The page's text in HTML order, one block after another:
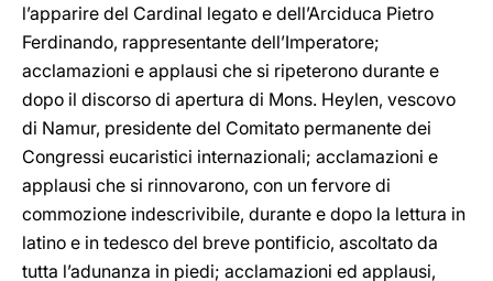
l’apparire del Cardinal legato e dell’Arciduca Pietro
Ferdinando, rappresentante dell’Imperatore;
acclamazioni e applausi che si ripeterono durante e
dopo il discorso di apertura di Mons. Heylen, vescovo
di Namur, presidente del Comitato permanente dei
Congressi eucaristici internazionali; acclamazioni e
applausi che si rinnovarono, con un fervore di
commozione indescrivibile, durante e dopo la lettura in
latino e in tedesco del breve pontificio, ascoltato da
tutta l’adunanza in piedi; acclamazioni ed applausi,